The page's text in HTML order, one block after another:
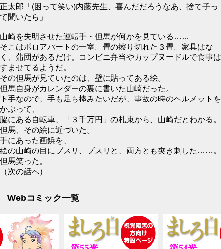
正太郎「(困って笑い)内藤先生、喜んだだろうなあ、捨て子っ
て聞いたら」
山崎を失明させた運転手・但馬が何かを見ている……
そこはボロアパートの一室。畳の擦り切れた３畳。家具はな
く、蒲団があるだけ。コンビニ弁当やカップヌードルで食事は
すませてるようだ。
その但馬が見ていたのは、壁に貼ってある絵。
但馬自身がカレンダーの裏に書いた山崎だった。
下手なので、手も足も棒みたいだが、事故の時のヘルメットを
かぶって、
脇にある自転車、「３千万円」の札束から、山崎だとわかる。
但馬、その絵に近づいた。
手にあった画鋲を、
絵の山崎の目にブスリ、ブスリと、両方とも突き刺した……。
但馬笑った。
（次の話へ）
Webコミック一覧